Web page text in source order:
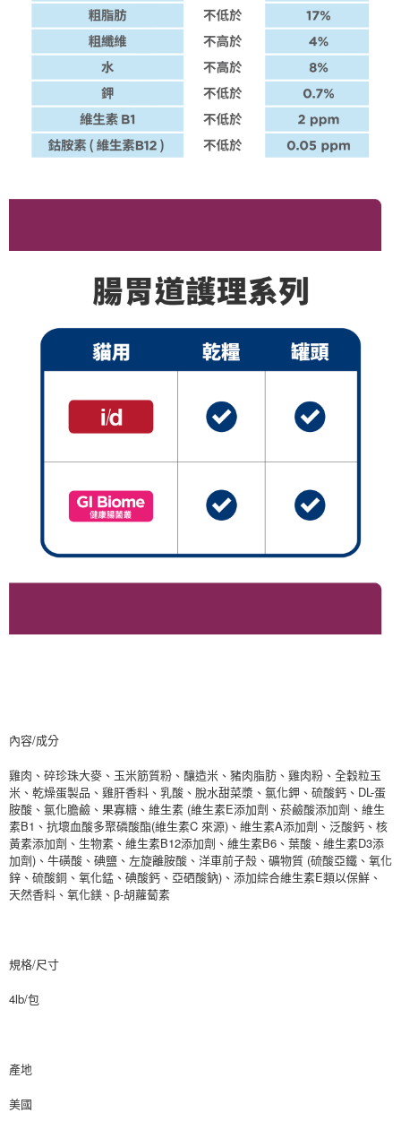
內容/成分
雞肉、碎珍珠大麥、玉米筋質粉、釀造米、豬肉脂肪、雞肉粉、全穀粒玉
米、乾燥蛋製品、雞肝香料、乳酸、脫水甜菜漿、氯化鉀、硫酸鈣、DL-蛋
胺酸、氯化膽鹼、果寡糖、維生素 (維生素E添加劑、菸鹼酸添加劑、維生
素B1、抗壞血酸多聚磷酸酯(維生素C 來源)、維生素A添加劑、泛酸鈣、核
黃素添加劑、生物素、維生素B12添加劑、維生素B6、葉酸、維生素D3添
加劑)、牛磺酸、碘鹽、左旋離胺酸、洋車前子殼、礦物質 (硫酸亞鐵、氧化
鋅、硫酸銅、氧化錳、碘酸鈣、亞硒酸鈉)、添加綜合維生素E類以保鮮、
天然香料、氧化鎂、β-胡蘿蔔素
規格/尺寸
4lb/包
產地
美國